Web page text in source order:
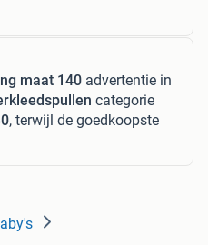
maat 140 advertentie in
categorie
, terwijl de goedkoopste